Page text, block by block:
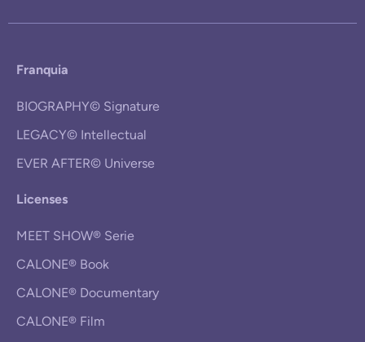
Franquia
BIOGRAPHY© Signature
LEGACY© Intellectual
EVER AFTER© Universe
Licenses
MEET SHOW® Serie
CALONE® Book
CALONE® Documentary
CALONE® Film